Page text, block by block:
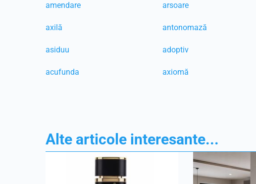
amendare arsoare
axilă antonomază
asiduu adoptiv
acufunda axiomă
Alte articole interesante...